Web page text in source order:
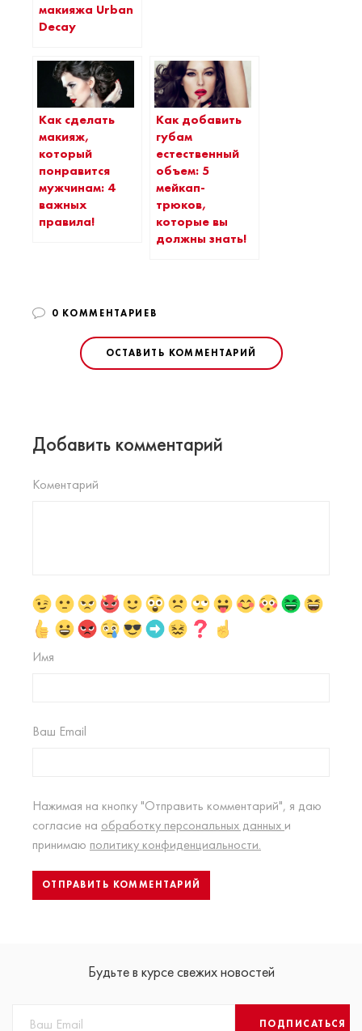
макияжа Urban
Decay
Как сделать
макияж,
который
понравится
мужчинам: 4
важных
правила!
Как добавить
губам
естественный
объем: 5
мейкап-
трюков,
которые вы
должны знать!
0 КОММЕНТАРИЕВ
ОСТАВИТЬ КОММЕНТАРИЙ
Добавить комментарий
Коментарий
Имя
Ваш Email
Нажимая на кнопку "Отправить комментарий", я даю
согласие на обработку персональных данных и
принимаю политику конфиденциальности.
Будьте в курсе свежих новостей
ПОДПИСАТЬСЯ